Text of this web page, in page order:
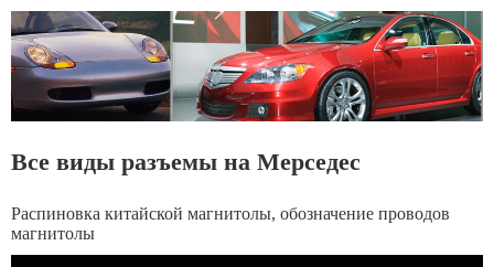
Все виды разъемы на Мерседес
Распиновка китайской магнитолы, обозначение проводов
магнитолы